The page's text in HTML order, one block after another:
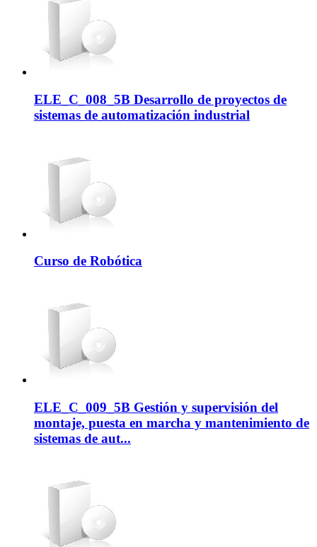
ELE_C_008_5B Desarrollo de proyectos de
sistemas de automatización industrial
Curso de Robótica
ELE_C_009_5B Gestión y supervisión del
montaje, puesta en marcha y mantenimiento de
sistemas de aut...